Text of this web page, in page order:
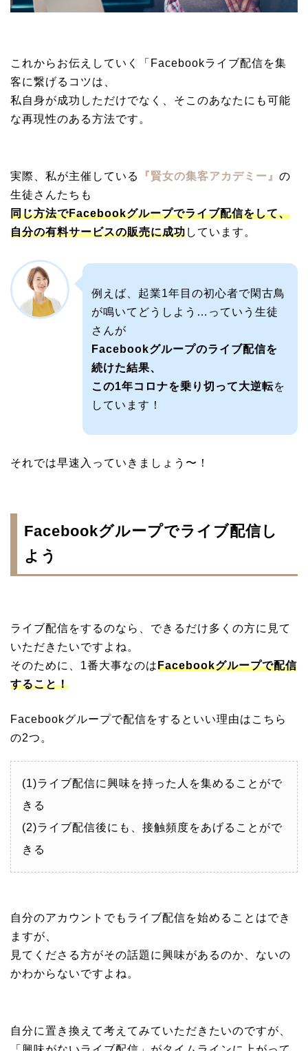
これからお伝えしていく「Facebookライブ配信を集
客に繋げるコツは、
私自身が成功しただけでなく、そこのあなたにも可能
な再現性のある方法です。
実際、私が主催している 『賢女の集客アカデミー』 の
生徒さんたちも
同じ方法でFacebookグループでライブ配信をして、
自分の有料サービスの販売に成功しています。
例えば、起業1年目の初心者で閑古鳥
が鳴いてどうしよう…っていう生徒
さんが
Facebookグループのライブ配信を
続けた結果、
この1年コロナを乗り切って大逆転を
しています！
それでは早速入っていきましょう〜！
Facebookグループでライブ配信し
よう
ライブ配信をするのなら、できるだけ多くの方に見て
いただきたいですよね。
そのために、1番大事なのはFacebookグループで配信
すること！
Facebookグループで配信をするといい理由はこちら
の2つ。
(1)ライブ配信に興味を持った人を集めることがで
きる
(2)ライブ配信後にも、接触頻度をあげることがで
きる
自分のアカウントでもライブ配信を始めることはでき
ますが、
見てくださる方がその話題に興味があるのか、ないの
かわからないですよね。
自分に置き換えて考えてみていただきたいのですが、